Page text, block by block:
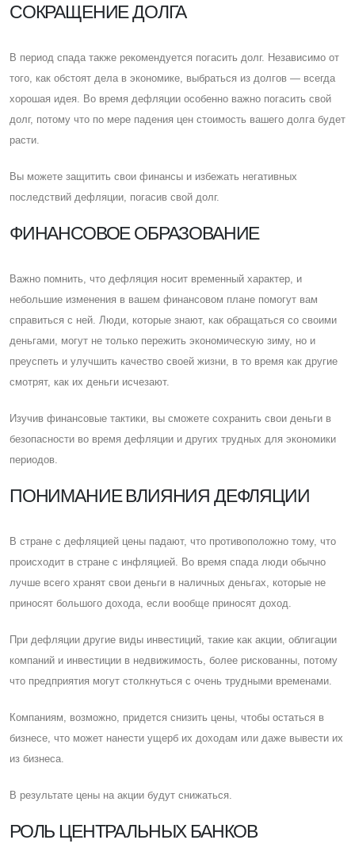
CОКРАЩЕНИЕ ДОЛГА
В период спада также рекомендуется погасить долг. Независимо от
того, как обстоят дела в экономике, выбраться из долгов — всегда
хорошая идея. Во время дефляции особенно важно погасить свой
долг, потому что по мере падения цен стоимость вашего долга будет
расти.
Вы можете защитить свои финансы и избежать негативных
последствий дефляции, погасив свой долг.
ФИНАНСОВОЕ ОБРАЗОВАНИЕ
Важно помнить, что дефляция носит временный характер, и
небольшие изменения в вашем финансовом плане помогут вам
справиться с ней. Люди, которые знают, как обращаться со своими
деньгами, могут не только пережить экономическую зиму, но и
преуспеть и улучшить качество своей жизни, в то время как другие
смотрят, как их деньги исчезают.
Изучив финансовые тактики, вы сможете сохранить свои деньги в
безопасности во время дефляции и других трудных для экономики
периодов.
ПОНИМАНИЕ ВЛИЯНИЯ ДЕФЛЯЦИИ
В стране с дефляцией цены падают, что противоположно тому, что
происходит в стране с инфляцией. Во время спада люди обычно
лучше всего хранят свои деньги в наличных деньгах, которые не
приносят большого дохода, если вообще приносят доход.
При дефляции другие виды инвестиций, такие как акции, облигации
компаний и инвестиции в недвижимость, более рискованны, потому
что предприятия могут столкнуться с очень трудными временами.
Компаниям, возможно, придется снизить цены, чтобы остаться в
бизнесе, что может нанести ущерб их доходам или даже вывести их
из бизнеса.
В результате цены на акции будут снижаться.
РОЛЬ ЦЕНТРАЛЬНЫХ БАНКОВ